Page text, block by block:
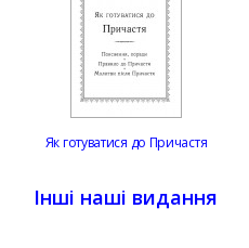
Як готуватися до Причастя
Інші наші видання